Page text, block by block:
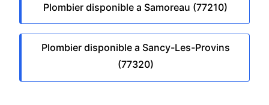
Plombier disponible a Samoreau (77210)
Plombier disponible a Sancy-Les-Provins
(77320)